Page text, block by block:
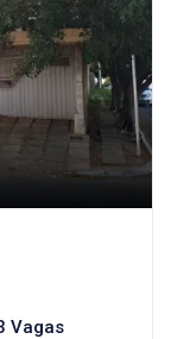
Vagas